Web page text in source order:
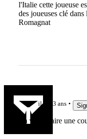
l'Italie cette joueuse
des joueuses clé
Romagnat
il y a 3 ans
Ça va lui faire une